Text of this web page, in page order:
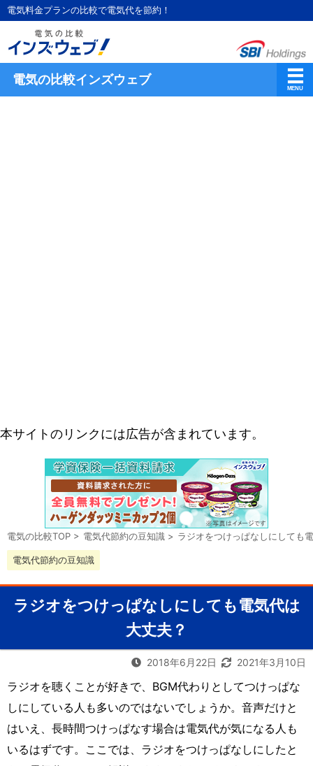
電気料金プランの比較で電気代を節約！
電気の比較インズウェブ
本サイトのリンクには広告が含まれています。
電気の比較TOP > 電気代節約の豆知識 > ラジオをつけっぱなしにしても
電気代節約の豆知識
ラジオをつけっぱなしにしても電気代は
大丈夫？
2018年6月22日 2021年3月10日
ラジオを聴くことが好きで、BGM代わりとしてつけっぱな
しにしている人も多いのではないでしょうか。音声だけと
はいえ、長時間つけっぱなす場合は電気代が気になる人も
いるはずです。ここでは、ラジオをつけっぱなしにしたと